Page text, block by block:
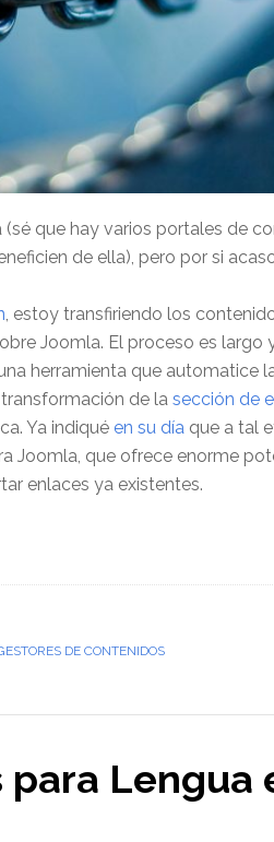
(sé que hay varios portales de
de ella), pero por si
, estoy transfiriendo los
Joomla. El proceso es largo
herramienta que automatice
de la sección de
Ya indiqué en su día que a tal
Joomla, que ofrece enorme
enlaces ya existentes.
DE CONTENIDOS
Lengua